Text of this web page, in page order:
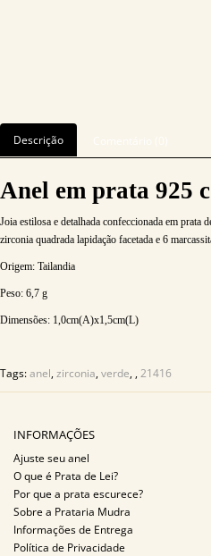
Descrição
Anel em prata 925
Joia estilosa e detalhada confeccionada em prata
zirconia quadrada lapidação facetada e 6
Origem: Tailandia
Peso: 6,7 g
Dimensões: 1,0cm(A)x1,5cm(L)
Tags:anel,zirconia,verde, ,21416
INFORMAÇÕES
Ajuste seu anel
O que é Prata de Lei?
Por que a prata escurece?
Sobre a Prataria Mudra
Informações de Entrega
Política de Privacidade